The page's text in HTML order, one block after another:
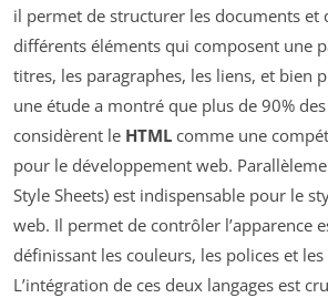
il permet de structurer les documents et
différents éléments qui composent une
titres, les paragraphes, les liens, et bien
une étude a montré que plus de 90%
considèrent le HTML comme une
pour le développement web.
Style Sheets) est indispensable pour le
web. Il permet de contrôler l’apparence
définissant les couleurs, les polices et les
L’intégration de ces deux langages est